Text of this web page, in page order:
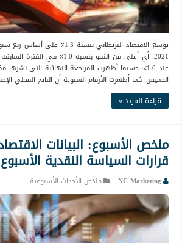
توسع الاقتصاد البريطاني بنسبة
2021، أي أعلى من النمو بنسبة
عند 1.0٪، حسبما أظهرت المراجعة النهائية التي
الخميس. كما أظهرت الأرقام السنوية أن الناتج المحلي
قراءة المزيد »
ملخص الأسبوع: البيانات
قرارات السياسة النقدية
NC Marketing ملخص الأحداث الأسبوعية